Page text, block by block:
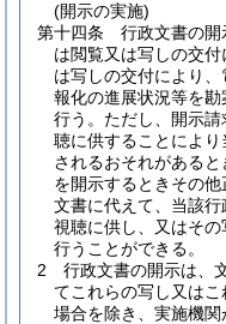
(開示の実施)
第十四条
行政文書の
は閲覧又は写しの交
は写しの交付により
報化の進展状況等を
行う。 ただし、開示
聴に供することによ
されるおそれがある
を開示するときその
文書に代えて、当該
視聴に供し、又はそ
行うことができる。
2
行政文書の開示は、
てこれらの写し又は
場合を除き、実施機